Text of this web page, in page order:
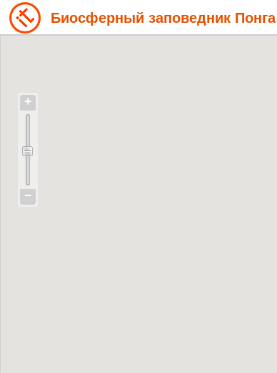
Биосферный заповедник Понга
+
−